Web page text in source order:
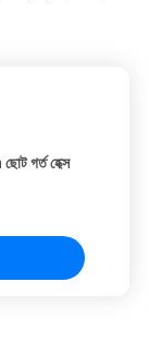
গর্ত হেক্স